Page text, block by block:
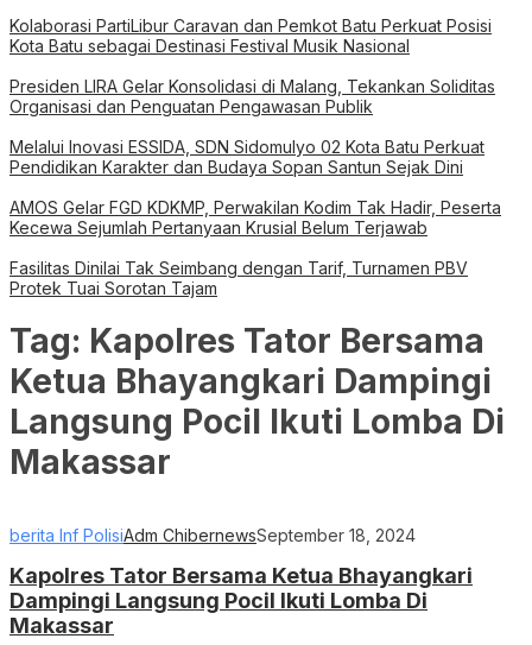
Kolaborasi PartiLibur Caravan dan Pemkot Batu Perkuat Posisi
Kota Batu sebagai Destinasi Festival Musik Nasional
Presiden LIRA Gelar Konsolidasi di Malang, Tekankan Soliditas
Organisasi dan Penguatan Pengawasan Publik
Melalui Inovasi ESSIDA, SDN Sidomulyo 02 Kota Batu Perkuat
Pendidikan Karakter dan Budaya Sopan Santun Sejak Dini
AMOS Gelar FGD KDKMP, Perwakilan Kodim Tak Hadir, Peserta
Kecewa Sejumlah Pertanyaan Krusial Belum Terjawab
Fasilitas Dinilai Tak Seimbang dengan Tarif, Turnamen PBV
Protek Tuai Sorotan Tajam
Tag: Kapolres Tator Bersama
Ketua Bhayangkari Dampingi
Langsung Pocil Ikuti Lomba Di
Makassar
berita Inf PolisiAdm ChibernewsSeptember 18, 2024
Kapolres Tator Bersama Ketua Bhayangkari
Dampingi Langsung Pocil Ikuti Lomba Di
Makassar